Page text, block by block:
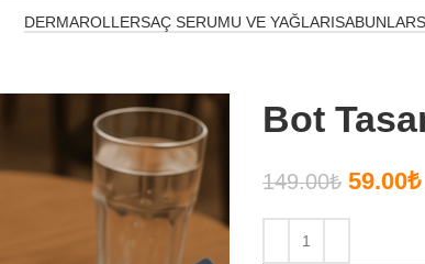
DERMAROLLERSAÇ SERUMU VE YAĞLARISABUNLAR
Bot
149.00₺ 59.00₺